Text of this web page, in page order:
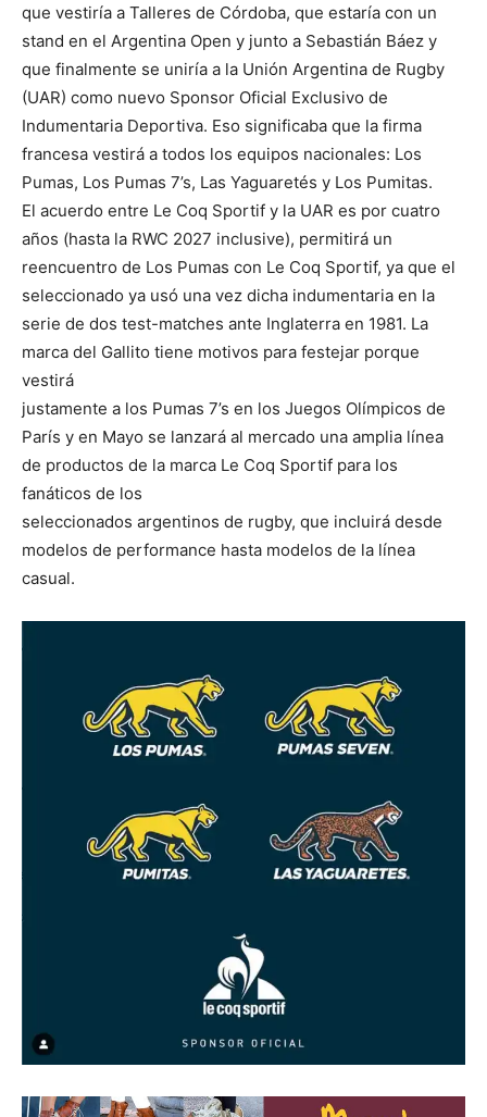
que vestiría a Talleres de Córdoba, que estaría con un
stand en el Argentina Open y junto a Sebastián Báez y
que finalmente se uniría a la Unión Argentina de Rugby
(UAR) como nuevo Sponsor Oficial Exclusivo de
Indumentaria Deportiva. Eso significaba que la firma
francesa vestirá a todos los equipos nacionales: Los
Pumas, Los Pumas 7’s, Las Yaguaretés y Los Pumitas.
El acuerdo entre Le Coq Sportif y la UAR es por cuatro
años (hasta la RWC 2027 inclusive), permitirá un
reencuentro de Los Pumas con Le Coq Sportif, ya que el
seleccionado ya usó una vez dicha indumentaria en la
serie de dos test-matches ante Inglaterra en 1981. La
marca del Gallito tiene motivos para festejar porque
vestirá
justamente a los Pumas 7’s en los Juegos Olímpicos de
París y en Mayo se lanzará al mercado una amplia línea
de productos de la marca Le Coq Sportif para los
fanáticos de los
seleccionados argentinos de rugby, que incluirá desde
modelos de performance hasta modelos de la línea
casual.